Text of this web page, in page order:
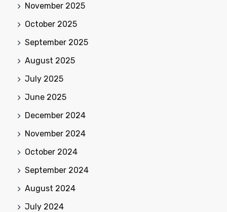
November 2025
October 2025
September 2025
August 2025
July 2025
June 2025
December 2024
November 2024
October 2024
September 2024
August 2024
July 2024